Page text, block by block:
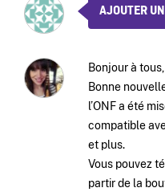
AJOUTER
Bonjour à tous,
Bonne
l’ONF a été
compatible
et plus.
Vous pouvez
partir de la